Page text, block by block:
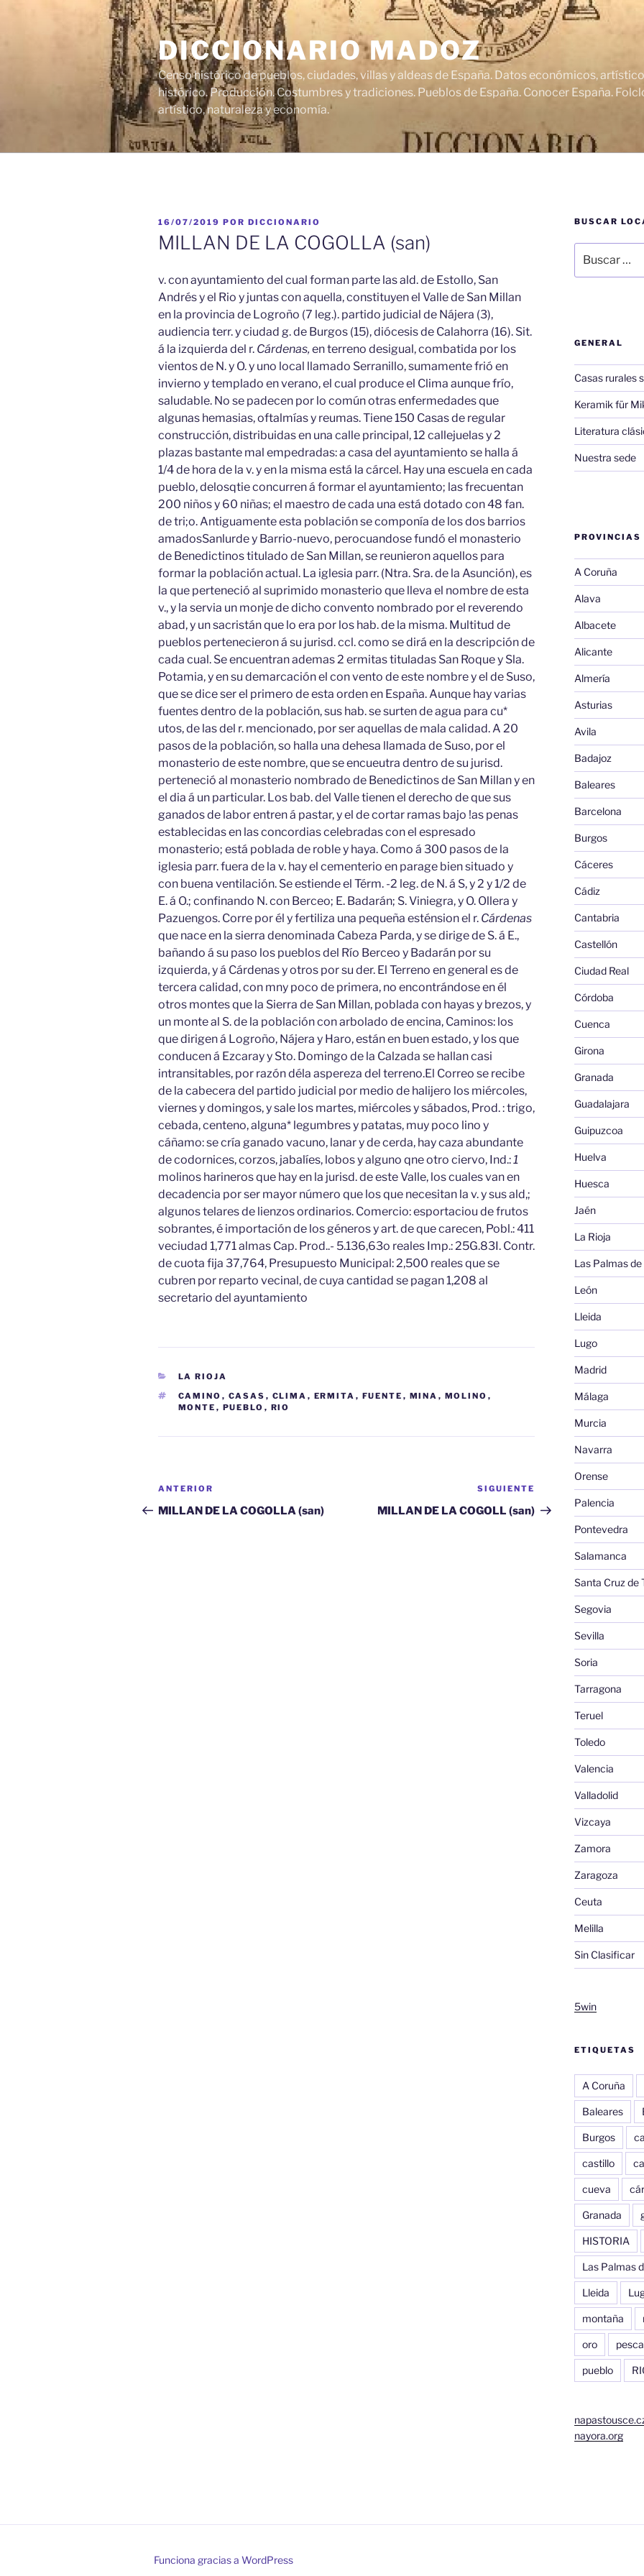
DICCIONARIO MADOZ
Censo histórico de pueblos, ciudades, villas y aldeas de España. Datos económicos,
histórico. Producción. Costumbres y tradiciones. Pueblos de España. Conocer España.
artístico, naturaleza y economía.
PUBLICADO
EL
16/07/2019 POR DICCIONARIO
MILLAN DE LA COGOLLA (san)
v. con ayuntamiento del cual forman parte las ald. de Estollo, San
Andrés y el Rio y juntas con aquella, constituyen el Valle de San Millan
en la provincia de Logroño (7 leg.). partido judicial de Nájera (3),
audiencia terr. y ciudad g. de Burgos (15), diócesis de Calahorra (16). Sit.
á la izquierda del r. Cárdenas, en terreno desigual, combatida por los
vientos de N. y O. y uno local llamado Serranillo, sumamente frió en
invierno y templado en verano, el cual produce el Clima aunque frío,
saludable. No se padecen por lo común otras enfermedades que
algunas hemasias, oftalmías y reumas. Tiene 150 Casas de regular
construcción, distribuidas en una calle principal, 12 callejuelas y 2
plazas bastante mal empedradas: a casa del ayuntamiento se halla á
1/4 de hora de la v. y en la misma está la cárcel. Hay una escuela en cada
pueblo, delosqtie concurren á formar el ayuntamiento; las frecuentan
200 niños y 60 niñas; el maestro de cada una está dotado con 48 fan.
de tri;o. Antiguamente esta población se componía de los dos barrios
amadosSanlurde y Barrio-nuevo, perocuandose fundó el monasterio
de Benedictinos titulado de San Millan, se reunieron aquellos para
formar la población actual. La iglesia parr. (Ntra. Sra. de la Asunción), es
la que perteneció al suprimido monasterio que lleva el nombre de esta
v., y la servia un monje de dicho convento nombrado por el reverendo
abad, y un sacristán que lo era por los hab. de la misma. Multitud de
pueblos pertenecieron á su jurisd. ccl. como se dirá en la descripción de
cada cual. Se encuentran ademas 2 ermitas tituladas San Roque y Sla.
Potamia, y en su demarcación el con vento de este nombre y el de Suso,
que se dice ser el primero de esta orden en España. Aunque hay varias
fuentes dentro de la población, sus hab. se surten de agua para cu*
utos, de las del r. mencionado, por ser aquellas de mala calidad. A 20
pasos de la población, so halla una dehesa llamada de Suso, por el
monasterio de este nombre, que se encueutra dentro de su jurisd.
perteneció al monasterio nombrado de Benedictinos de San Millan y en
el dia á un particular. Los bab. del Valle tienen el derecho de que sus
ganados de labor entren á pastar, y el de cortar ramas bajo !as penas
establecidas en las concordias celebradas con el espresado
monasterio; está poblada de roble y haya. Como á 300 pasos de la
iglesia parr. fuera de la v. hay el cementerio en parage bien situado y
con buena ventilación. Se estiende el Térm. -2 leg. de N. á S, y 2 y 1/2 de
E. á O.; confinando N. con Berceo; E. Badarán; S. Viniegra, y O. Ollera y
Pazuengos. Corre por él y fertiliza una pequeña esténsion el r. Cárdenas
que nace en la sierra denominada Cabeza Parda, y se dirige de S. á E.,
bañando á su paso los pueblos del Río Berceo y Badarán por su
izquierda, y á Cárdenas y otros por su der. El Terreno en general es de
tercera calidad, con mny poco de primera, no encontrándose en él
otros montes que la Sierra de San Millan, poblada con hayas y brezos, y
un monte al S. de la población con arbolado de encina, Caminos: los
que dirigen á Logroño, Nájera y Haro, están en buen estado, y los que
conducen á Ezcaray y Sto. Domingo de la Calzada se hallan casi
intransitables, por razón déla aspereza del terreno.El Correo se recibe
de la cabecera del partido judicial por medio de halijero los miércoles,
viernes y domingos, y sale los martes, miércoles y sábados, Prod. : trigo,
cebada, centeno, alguna* legumbres y patatas, muy poco lino y
cáñamo: se cría ganado vacuno, lanar y de cerda, hay caza abundante
de codornices, corzos, jabalíes, lobos y alguno qne otro ciervo, Ind.:1
molinos harineros que hay en la jurisd. de este Valle, los cuales van en
decadencia por ser mayor número que los que necesitan la v. y sus ald,;
algunos telares de lienzos ordinarios. Comercio: esportaciou de frutos
sobrantes, é importación de los géneros y art. de que carecen, Pobl.: 411
veciudad 1,771 almas Cap. Prod..- 5.136,63o reales Imp.: 25G.83I. Contr.
de cuota fija 37,764, Presupuesto Municipal: 2,500 reales que se
cubren por reparto vecinal, de cuya cantidad se pagan 1,208 al
secretario del ayuntamiento
CATEGORÍAS
LA RIOJA
ETIQUETAS
CAMINO , CASAS , CLIMA , ERMITA , FUENTE , MINA , MOLINO ,
MONTE , PUEBLO , RIO
Navegación
de
Entrada
anterior:
ANTERIOR
MILLAN DE LA COGOLLA (san)
Siguiente
entrada
SIGUIENTE
MILLAN DE LA COGOLL (san)
BUSCAR
por:
GENERAL
Casas rurales
Keramik für
Literatura
Nuestra sede
PROVINCIAS
A Coruña
Alava
Albacete
Alicante
Almería
Asturias
Avila
Badajoz
Baleares
Barcelona
Burgos
Cáceres
Cádiz
Cantabria
Castellón
Ciudad Real
Córdoba
Cuenca
Girona
Granada
Guadalajara
Guipuzcoa
Huelva
Huesca
Jaén
La Rioja
Las Palmas
León
Lleida
Lugo
Madrid
Málaga
Murcia
Navarra
Orense
Palencia
Pontevedra
Salamanca
Santa Cruz de
Segovia
Sevilla
Soria
Tarragona
Teruel
Toledo
Valencia
Valladolid
Vizcaya
Zamora
Zaragoza
Ceuta
Melilla
Sin Clasificar
5win
ETIQUETAS
A Coruña
Baleares
Burgos
castillo
cueva
Granada
HISTORIA
Las Palmas
Lleida
montaña
oro pesca
pueblo
nayora.org
Funciona gracias a WordPress